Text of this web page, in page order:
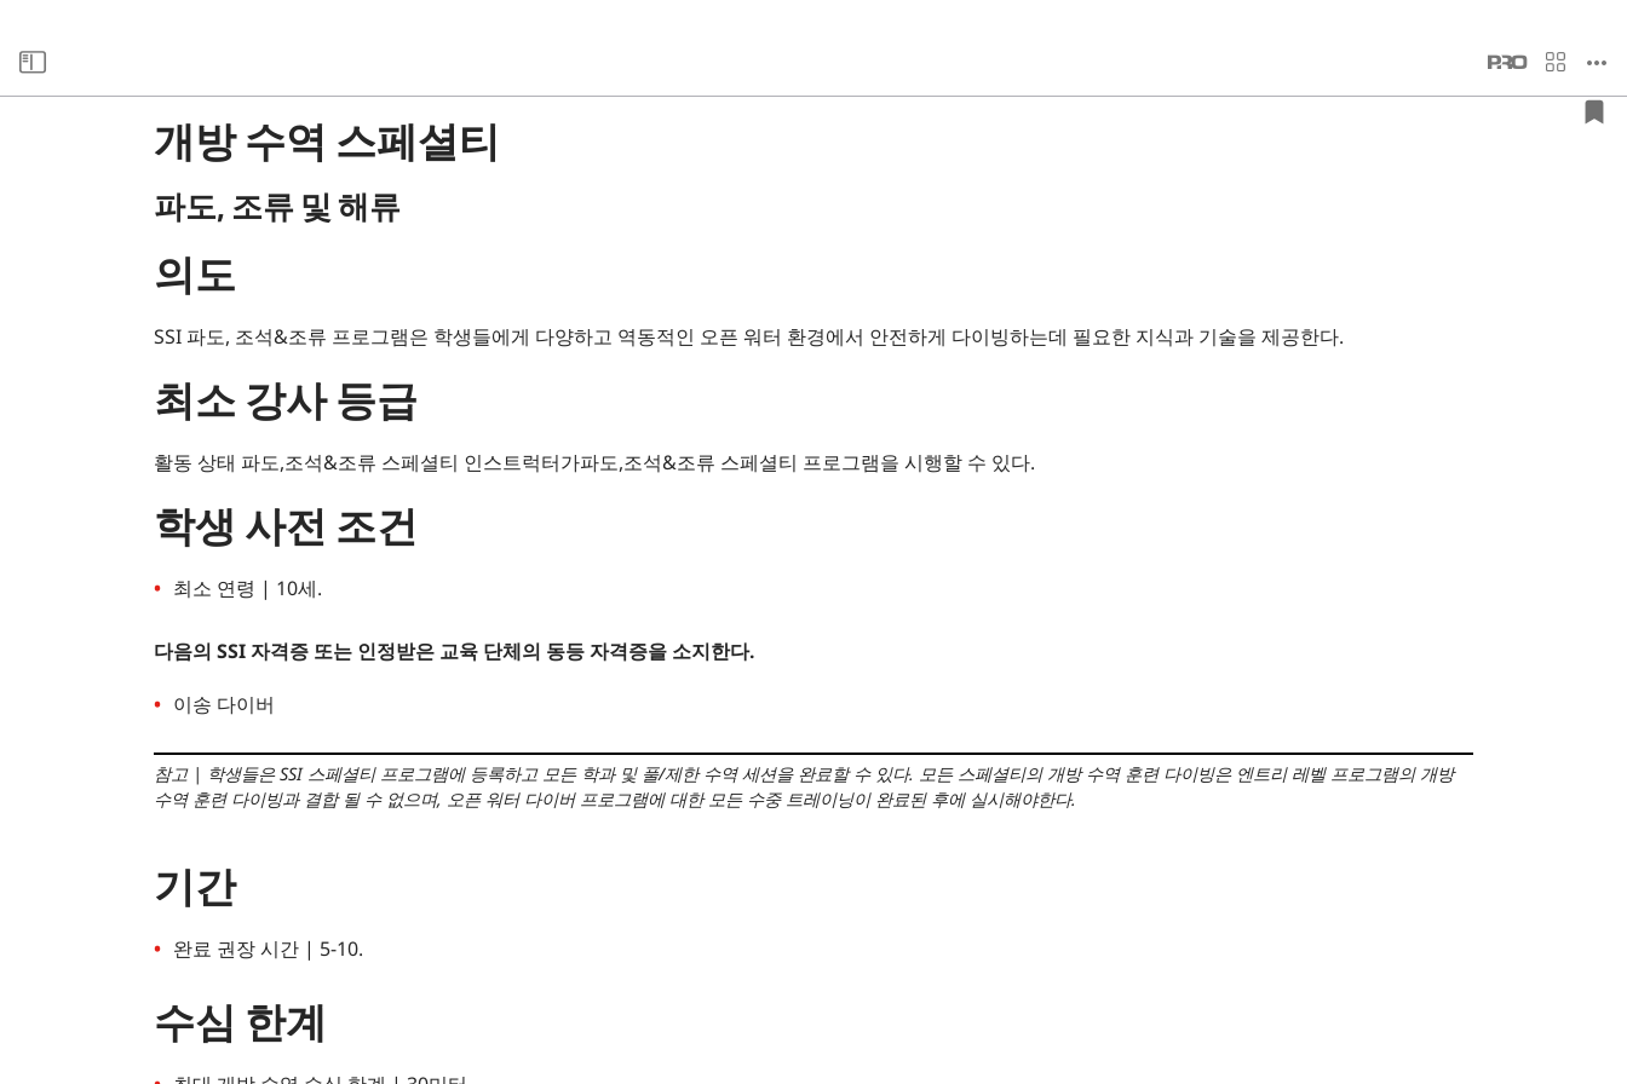
개방 수역 스페셜티
파도, 조류 및 해류
의도
SSI 파도, 조석&조류 프로그램은 학생들에게 다양하고 역동적인 오픈 워터 환경에서 안전하게 다이빙하는데 필요한 지식과 기술을 제공한다.
최소 강사 등급
활동 상태 파도,조석&조류 스페셜티 인스트럭터가파도,조석&조류 스페셜티 프로그램을 시행할 수 있다.
학생 사전 조건
최소 연령 | 10세.
다음의 SSI 자격증 또는 인정받은 교육 단체의 동등 자격증을 소지한다.
이송 다이버
참고 | 학생들은 SSI 스페셜티 프로그램에 등록하고 모든 학과 및 풀/제한 수역 세션을 완료할 수 있다. 모든 스페셜티의 개방 수역 훈련 다이빙은 엔트리 레벨 프로그램의 개방
수역 훈련 다이빙과 결합 될 수 없으며, 오픈 워터 다이버 프로그램에 대한 모든 수중 트레이닝이 완료된 후에 실시해야한다.
기간
완료 권장 시간 | 5-10.
수심 한계